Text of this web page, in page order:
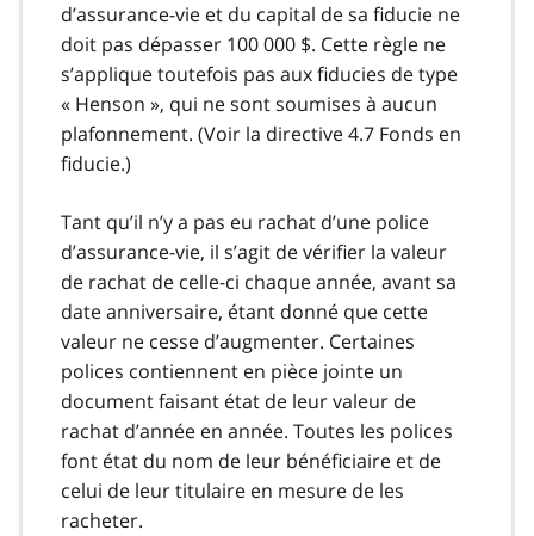
d’assurance-vie et du capital de sa fiducie ne
doit pas dépasser 100 000 $. Cette règle ne
s’applique toutefois pas aux fiducies de type
« Henson », qui ne sont soumises à aucun
plafonnement. (Voir la directive 4.7 Fonds en
fiducie.)
Tant qu’il n’y a pas eu rachat d’une police
d’assurance-vie, il s’agit de vérifier la valeur
de rachat de celle-ci chaque année, avant sa
date anniversaire, étant donné que cette
valeur ne cesse d’augmenter. Certaines
polices contiennent en pièce jointe un
document faisant état de leur valeur de
rachat d’année en année. Toutes les polices
font état du nom de leur bénéficiaire et de
celui de leur titulaire en mesure de les
racheter.